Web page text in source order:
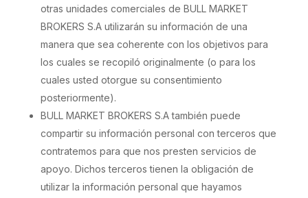
otras unidades comerciales de BULL MARKET
BROKERS S.A utilizarán su información de una
manera que sea coherente con los objetivos para
los cuales se recopiló originalmente (o para los
cuales usted otorgue su consentimiento
posteriormente).
BULL MARKET BROKERS S.A también puede
compartir su información personal con terceros que
contratemos para que nos presten servicios de
apoyo. Dichos terceros tienen la obligación de
utilizar la información personal que hayamos